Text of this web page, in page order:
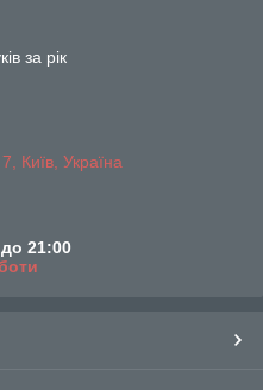
за рік
Київ, Україна
21:00